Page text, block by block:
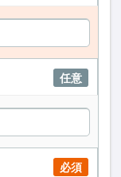
任意
必須